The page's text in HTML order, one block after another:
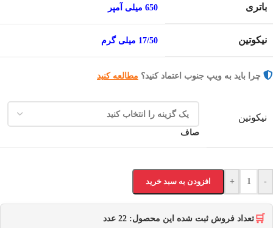
باتری 650 میلی آمپر
نیکوتین 17/50 میلی گرم
چرا باید به ویپ جنوب اعتماد کنید؟ مطالعه کنید
نیکوتین
صاف
-
+ افزودن به سبد خرید
🛒 تعداد فروش ثبت شده این محصول: 22 عدد